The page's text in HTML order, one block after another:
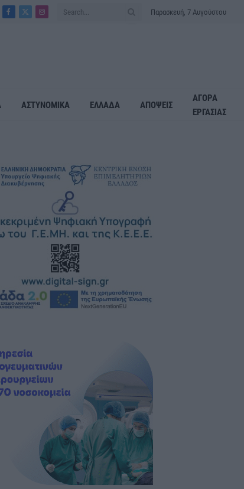
Facebook
X
Instagram
Παρασκευή, 7 Αυγούστου
ΑΣΤΥΝΟΜΙΚΑ ΕΛΛΑΔΑ ΑΠΟΨΕΙΣ
ΑΓΟΡΑ
ΕΡΓΑΣΙΑΣ